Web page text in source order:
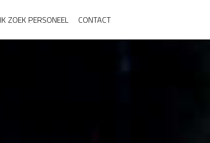
IK ZOEK PERSONEEL CONTACT